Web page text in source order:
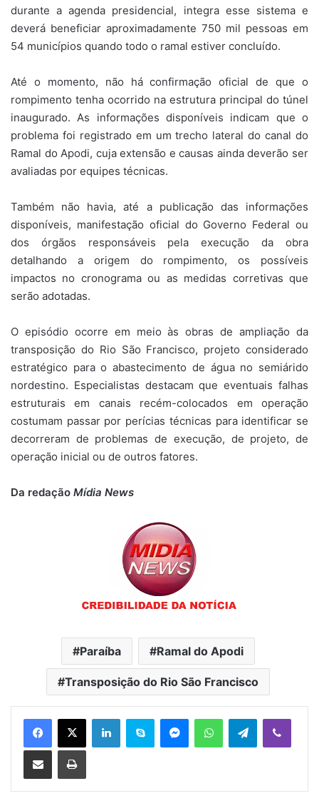
durante a agenda presidencial, integra esse sistema e
deverá beneficiar aproximadamente 750 mil pessoas em
54 municípios quando todo o ramal estiver concluído.
Até o momento, não há confirmação oficial de que o
rompimento tenha ocorrido na estrutura principal do túnel
inaugurado. As informações disponíveis indicam que o
problema foi registrado em um trecho lateral do canal do
Ramal do Apodi, cuja extensão e causas ainda deverão ser
avaliadas por equipes técnicas.
Também não havia, até a publicação das informações
disponíveis, manifestação oficial do Governo Federal ou
dos órgãos responsáveis pela execução da obra
detalhando a origem do rompimento, os possíveis
impactos no cronograma ou as medidas corretivas que
serão adotadas.
O episódio ocorre em meio às obras de ampliação da
transposição do Rio São Francisco, projeto considerado
estratégico para o abastecimento de água no semiárido
nordestino. Especialistas destacam que eventuais falhas
estruturais em canais recém-colocados em operação
costumam passar por perícias técnicas para identificar se
decorreram de problemas de execução, de projeto, de
operação inicial ou de outros fatores.
Da redação Mídia News
Paraíba Ramal do Apodi
Transposição do Rio São Francisco
Telegram